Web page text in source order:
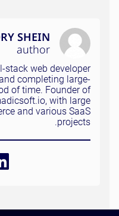
SHEIN
author
stack web developer
completing large-
of time. Founder of
with large
and various SaaS
projects.